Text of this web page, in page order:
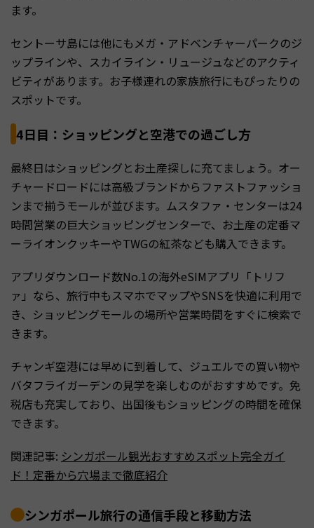
ます。
セントーサ島には他にもメガ・アドベンチャーパークのジ
ップラインや、スカイライン・リュージュなどのアクティ
ビティがあります。お子様連れの家族旅行にもぴったりの
スポットです。
4日目：ショッピングと空港での過ごし方
最終日はショッピングとお土産探しに充てましょう。オー
チャードロードには高級ブランドからファストファッショ
ンまで揃うモールが並びます。ムスタファ・センターは24
時間営業の巨大ショッピングセンターで、お土産の定番マ
ーライオンクッキーやTWGの紅茶なども購入できます。
アプリダウンロード数No.1の海外eSIMアプリ「トリフ
ァ」なら、旅行中もスマホでマップやSNSを快適に利用で
き、ショッピングモールの場所や営業時間をすぐに検索で
きます。
チャンギ空港には早めに到着して、ジュエルでの買い物や
バタフライガーデンの見学を楽しむのがおすすめです。免
税店も充実しており、出国後もショッピングの時間を確保
できます。
関連記事: シンガポール観光おすすめスポット完全ガイ
ド！定番から穴場まで徹底紹介
シンガポール旅行の通信手段と移動方法